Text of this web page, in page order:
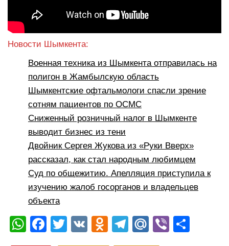
Новости Шымкента:
Военная техника из Шымкента отправилась на
полигон в Жамбылскую область
Шымкентские офтальмологи спасли зрение
сотням пациентов по ОСМС
Сниженный розничный налог в Шымкенте
выводит бизнес из тени
Двойник Сергея Жукова из «Руки Вверх»
рассказал, как стал народным любимцем
Суд по общежитию. Апелляция приступила к
изучению жалоб госорганов и владельцев
объекта
W F
T
V
O
T
M Vi